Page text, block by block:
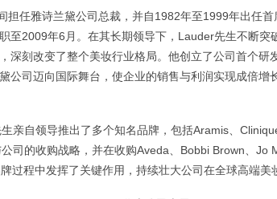
担任雅诗兰黛公司总裁，并自1982年至1999年出任
至2009年6月。在其长期领导下，Lauder先生不断突
深刻改变了整个美妆行业格局。他创立了公司首个研
公司迈向国际舞台，使企业的销售与利润实现成倍增
亲自领导推出了多个知名品牌，包括Aramis、
司的收购战略，并在收购Aveda、Bobbi Brown、Jo
过程中发挥了关键作用，持续壮大公司在全球高端美